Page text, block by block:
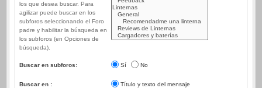
los que desea buscar. Para
agilizar puede buscar en los
subforos seleccionando el Foro
padre y habilitar la búsqueda en
los subforos (en Opciones de
búsqueda).
Buscar en subforos: Sí No
Buscar en :
Título y texto del mensaje